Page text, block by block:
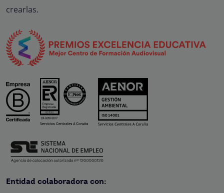
crearlas.
Entidad colaboradora con: